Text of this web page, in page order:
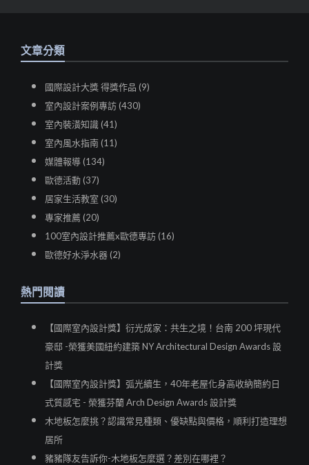
文章分類
國際設計大獎 得獎作品 (9)
室內設計案例專訪 (430)
室內裝潢知識 (41)
室內風水指南 (11)
媒體報導 (134)
歐德活動 (37)
居家生活教室 (30)
專家推薦 (20)
100室內設計推薦x歐德專訪 (16)
歐德好水淨水器 (2)
熱門閱讀
【國際室內設計獎】衍光成家：共生之境！台南 200 坪現代
豪邸 -榮獲美國紐約建築 NY Architectural Design Awards 設
計獎
【國際室內設計獎】弧光續生，40年老屋化身高收納簡約日
式質感宅 - 榮獲芬蘭 Arch Design Awards 設計獎
木地板怎麼挑？認識常見種類、優缺點與價格，順利打造理想
居所
豬豬隊友告訴你-木地板怎麼選？差別在哪裡？